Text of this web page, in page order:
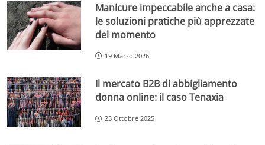
Manicure impeccabile anche a casa:
le soluzioni pratiche più apprezzate
del momento
19 Marzo 2026
Il mercato B2B di abbigliamento
donna online: il caso Tenaxia
23 Ottobre 2025